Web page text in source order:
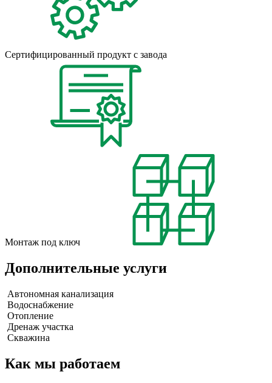
Сертифицированный продукт с завода
Монтаж под ключ
Дополнительные услуги
Автономная канализация
Водоснабжение
Отопление
Дренаж участка
Скважина
Как мы работаем